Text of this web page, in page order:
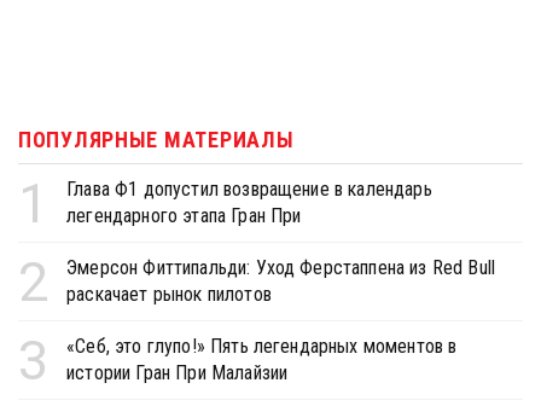
ПОПУЛЯРНЫЕ МАТЕРИАЛЫ
1
Глава Ф1 допустил возвращение в календарь
легендарного этапа Гран При
2
Эмерсон Фиттипальди: Уход Ферстаппена из Red Bull
раскачает рынок пилотов
3
«Себ, это глупо!» Пять легендарных моментов в
истории Гран При Малайзии